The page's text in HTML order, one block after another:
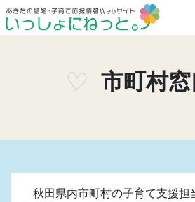
市町村窓
秋田県内市町村の子育て支援担